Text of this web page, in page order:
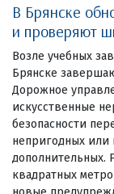
В Брянске
и проверяют
Возле учебных
Брянске
Дорожное
искусственные
безопасности
непригодных или
дополнительных.
квадратных